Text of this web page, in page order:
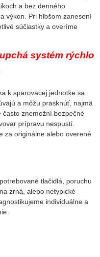
a bez denného
výkon. Pri hlbšom zanesení
súčiastky a overíme
systém rýchlo
k sparovacej jednotke sa
a môžu prasknúť, najmä
často znemožní bezpečné
prípravu nespustí.
za originálne alebo overené
tlačidlá, poruchu
zrná, alebo netypické
individuálne a